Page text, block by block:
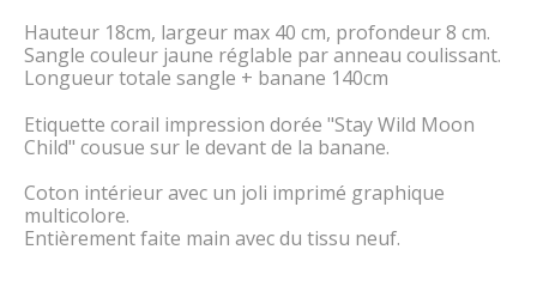
Hauteur 18cm, largeur max 40 cm, profondeur 8 cm.
Sangle couleur jaune réglable par anneau coulissant.
Longueur totale sangle + banane 140cm
Etiquette corail impression dorée "Stay Wild Moon
Child" cousue sur le devant de la banane.
Coton intérieur avec un joli imprimé graphique
multicolore.
Entièrement faite main avec du tissu neuf.